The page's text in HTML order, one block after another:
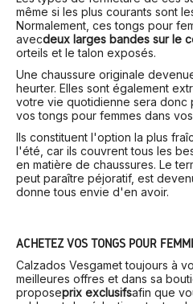
même si les plus courants sont
Normalement, ces tongs pour
avecdeux larges bandes sur le
orteils et le talon exposés.
Une chaussure originale
heurter. Elles sont également
votre vie quotidienne sera donc
vos tongs pour femmes dans
Ils constituent l'option la plus
l'été, car ils couvrent tous les
en matière de chaussures. Le
peut paraître péjoratif, est
donne tous envie d'en avoir.
ACHETEZ VOS TONGS POUR
Calzados Vesgamet toujours à
meilleures offres et dans sa
proposeprix exclusifsafin que